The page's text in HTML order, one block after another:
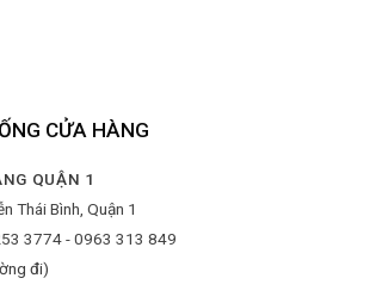
CỬA HÀNG
QUẬN 1
Thái Bình, Quận 1
3774 - 0963 313 849
đi)